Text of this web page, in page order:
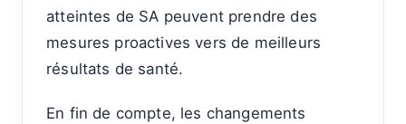
atteintes de SA peuvent prendre des
mesures proactives vers de meilleurs
résultats de santé.
En fin de compte, les changements